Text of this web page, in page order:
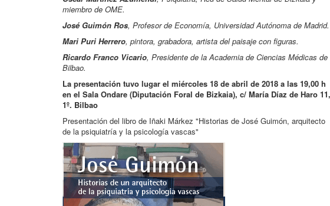
miembro de OME.
José Guimón Ros, Profesor de Economía, Universidad Autónoma de Madrid.
Mari Puri Herrero, pintora, grabadora, artista del paisaje con figuras.
Ricardo Franco Vicario, Presidente de la Academia de Ciencias Médicas de
Bilbao.
La presentación tuvo lugar el miércoles 18 de abril de 2018 a las 19,00 h
en el Sala Ondare (Diputación Foral de Bizkaia), c/ María Díaz de Haro 11,
1º. Bilbao
Presentación del libro de Iñaki Márkez "Historias de José Guimón, arquitecto
de la psiquiatría y la psicología vascas"